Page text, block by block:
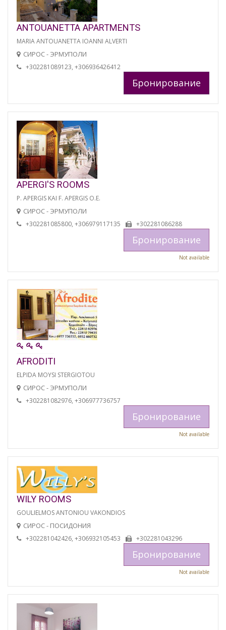
ANTOUANETTA APARTMENTS
MARIA ANTOUANETTA IOANNI ALVERTI
СИРОС - ЭРМУПОЛИ
+302281089123, +306936426412
Бронирование
APERGI'S ROOMS
P. APERGIS KAI F. APERGIS O.E.
СИРОС - ЭРМУПОЛИ
+302281085800, +306979117135 +302281086288
Бронирование
Not available
AFRODITI
ELPIDA MOYSI STERGIOTOU
СИРОС - ЭРМУПОЛИ
+302281082976, +306977736757
Бронирование
Not available
WILY ROOMS
GOULIELMOS ANTONIOU VAKONDIOS
СИРОС - ПОСИДОНИЯ
+302281042426, +306932105453 +302281043296
Бронирование
Not available